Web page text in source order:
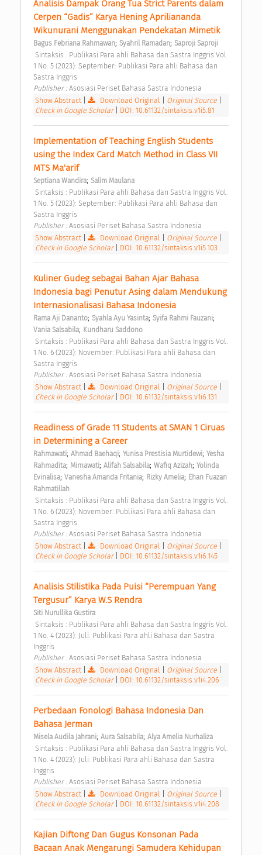
Analisis Dampak Orang Tua Strict Parents dalam
Cerpen “Gadis” Karya Hening Apriliananda
Wikunurani Menggunakan Pendekatan Mimetik
Bagus Febriana Rahmawan; Syahril Ramadan; Saproji Saproji
1 No. 5 (2023): September: Publikasi Para ahli Bahasa dan
Sastra Inggris
Publisher : Asosiasi Periset Bahasa Sastra Indonesia
Show Abstract| Download Original Original Source
Check in Google Scholar
DOI: 10.61132/sintaksis.v1i5.81
Implementation of Teaching English Students
using the Index Card Match Method in Class VII
MTS Ma'arif
Septiana Wandira; Salim Maulana
1 No. 5 (2023): September: Publikasi Para ahli Bahasa dan
Sastra Inggris
Publisher : Asosiasi Periset Bahasa Sastra Indonesia
Show Abstract| Download Original Original Source
Check in Google Scholar
DOI: 10.61132/sintaksis.v1i5.103
Kuliner Gudeg sebagai Bahan Ajar Bahasa
Indonesia bagi Penutur Asing dalam Mendukung
Internasionalisasi Bahasa Indonesia
Rama Aji Dananto; Syahla Ayu Yasinta; Syifa Rahmi Fauzani;
Vania Salsabila; Kundharu Saddono
1 No. 6 (2023): November: Publikasi Para ahli Bahasa dan
Sastra Inggris
Publisher : Asosiasi Periset Bahasa Sastra Indonesia
Show Abstract| Download Original Original Source
Check in Google Scholar
DOI: 10.61132/sintaksis.v1i6.131
Readiness of Grade 11 Students at SMAN 1 Ciruas
in Determining a Career
Rahmawati; Ahmad Baehaqi; Yunisa Prestisia Murtidewi; Yesha
Rahmadita; Mirnawati; Alifah Salsabila; Wafiq Azizah; Yolinda
Evinalisa; Vanesha Amanda Fritania; Rizky Amelia; Ehan Fuazan
Rahmatillah
1 No. 6 (2023): November: Publikasi Para ahli Bahasa dan
Sastra Inggris
Publisher : Asosiasi Periset Bahasa Sastra Indonesia
Show Abstract| Download Original Original Source
Check in Google Scholar
DOI: 10.61132/sintaksis.v1i6.145
Analisis Stilistika Pada Puisi “Perempuan Yang
Tergusur” Karya W.S Rendra
Siti Nurullika Gustira
1 No. 4 (2023): Juli: Publikasi Para ahli Bahasa dan Sastra
Inggris
Publisher : Asosiasi Periset Bahasa Sastra Indonesia
Show Abstract| Download Original Original Source
Check in Google Scholar
DOI: 10.61132/sintaksis.v1i4.206
Perbedaan Fonologi Bahasa Indonesia Dan
Bahasa Jerman
Misela Audila Jahrani; Aura Salsabila; Alya Amelia Nurhaliza
1 No. 4 (2023): Juli: Publikasi Para ahli Bahasa dan Sastra
Inggris
Publisher : Asosiasi Periset Bahasa Sastra Indonesia
Show Abstract| Download Original Original Source
Check in Google Scholar
DOI: 10.61132/sintaksis.v1i4.208
Kajian Diftong Dan Gugus Konsonan Pada
Bacaan Anak Mengarungi Samudera Kehidupan